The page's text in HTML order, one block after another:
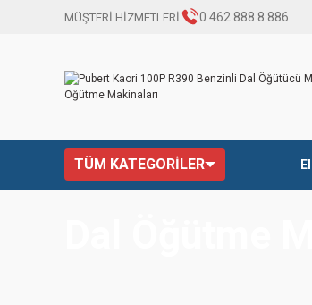
MÜŞTERİ HİZMETLERİ 0 462 888 8 886
TÜM KATEGORİLER